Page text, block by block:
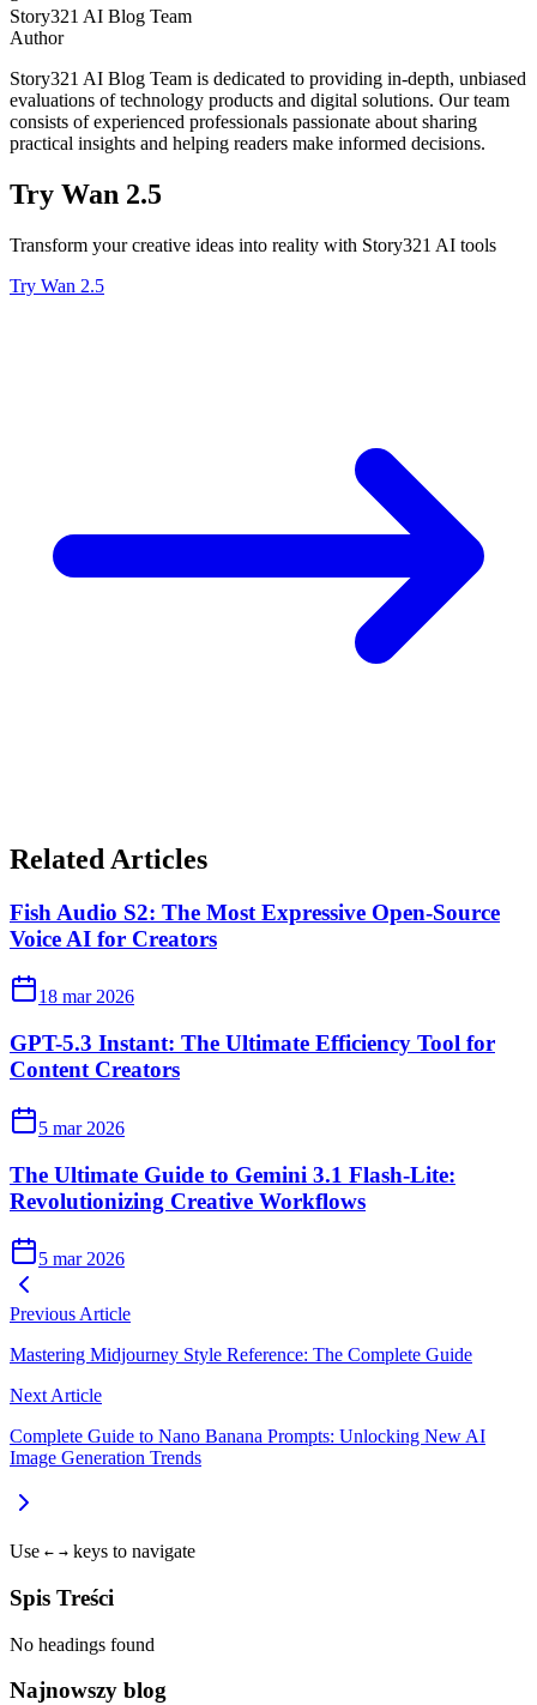
Story321 AI Blog Team
Author
Story321 AI Blog Team is dedicated to providing in-depth, unbiased
evaluations of technology products and digital solutions. Our team
consists of experienced professionals passionate about sharing
practical insights and helping readers make informed decisions.
Try Wan 2.5
Transform your creative ideas into reality with Story321 AI tools
Try Wan 2.5
Related Articles
Fish Audio S2: The Most Expressive Open-Source
Voice AI for Creators
18 mar 2026
GPT-5.3 Instant: The Ultimate Efficiency Tool for
Content Creators
5 mar 2026
The Ultimate Guide to Gemini 3.1 Flash-Lite:
Revolutionizing Creative Workflows
5 mar 2026
Previous Article
Mastering Midjourney Style Reference: The Complete Guide
Next Article
Complete Guide to Nano Banana Prompts: Unlocking New AI
Image Generation Trends
Use ← → keys to navigate
Spis Treści
No headings found
Najnowszy blog